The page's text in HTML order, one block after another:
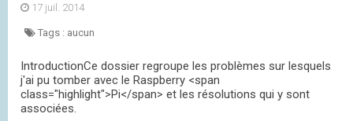
17 juil. 2014
Tags : aucun
IntroductionCe dossier regroupe les problèmes sur lesquels
j'ai pu tomber avec le Raspberry <span
class="highlight">Pi</span> et les résolutions qui y sont
associées.